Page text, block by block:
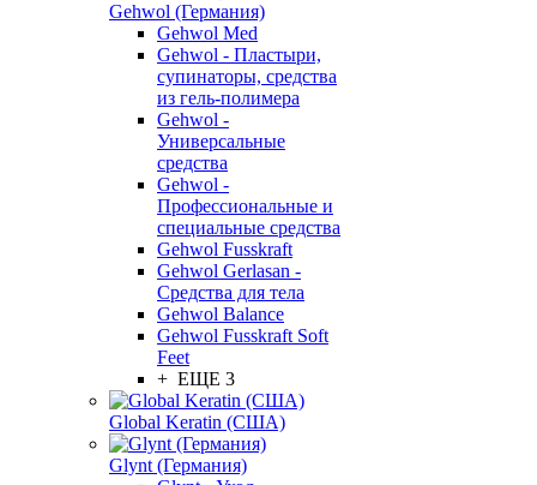
Gehwol (Германия)
Gehwol Med
Gehwol - Пластыри,
супинаторы, средства
из гель-полимера
Gehwol -
Универсальные
средства
Gehwol -
Профессиональные и
специальные средства
Gehwol Fusskraft
Gehwol Gerlasan -
Средства для тела
Gehwol Balance
Gehwol Fusskraft Soft
Feet
+ ЕЩЕ 3
Global Keratin (США)
Glynt (Германия)